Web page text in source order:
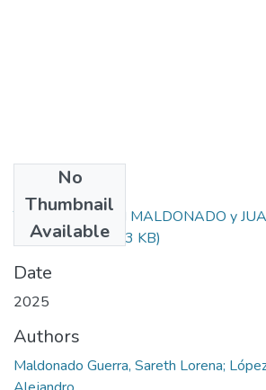
No
Thumbnail
Available
TGF-35-SARETH MALDONADO y
LÓPEZ.pdf(751.13 KB)
Date
2025
Authors
Maldonado Guerra, Sareth Lorena;